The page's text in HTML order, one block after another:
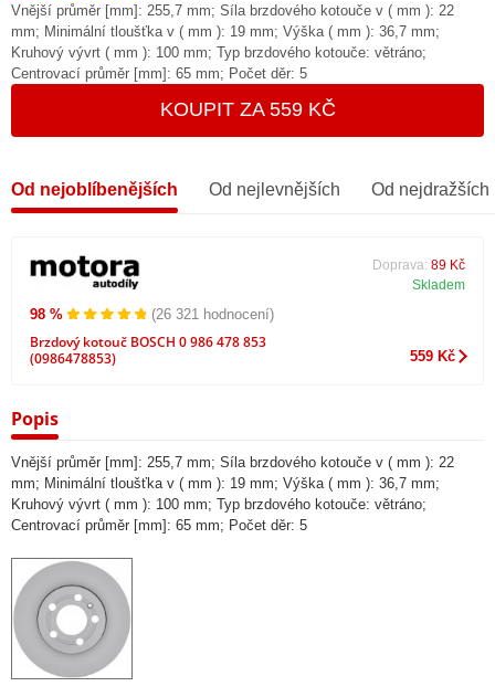
Vnější průměr [mm]: 255,7 mm; Síla brzdového kotouče v ( mm ): 22
mm; Minimální tloušťka v ( mm ): 19 mm; Výška ( mm ): 36,7 mm;
Kruhový vývrt ( mm ): 100 mm; Typ brzdového kotouče: větráno;
Centrovací průměr [mm]: 65 mm; Počet děr: 5
KOUPIT ZA 559 KČ
Od nejoblíbenějších Od nejlevnějších Od nejdražších
98 % (26 321 hodnocení)
Brzdový kotouč BOSCH 0 986 478 853
(0986478853)
Doprava: 89 Kč
Skladem
559 Kč
Popis
Vnější průměr [mm]: 255,7 mm; Síla brzdového kotouče v ( mm ): 22
mm; Minimální tloušťka v ( mm ): 19 mm; Výška ( mm ): 36,7 mm;
Kruhový vývrt ( mm ): 100 mm; Typ brzdového kotouče: větráno;
Centrovací průměr [mm]: 65 mm; Počet děr: 5